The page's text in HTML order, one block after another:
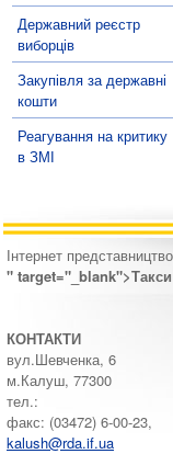
Державний реєстр
виборців
Закупівля за державні
кошти
Реагування на критику
в ЗМІ
Інтернет представництво
"
КОНТАКТИ
вул.Шевченка, 6
м.Калуш, 77300
тел.:
факс: (03472) 6-00-23,
kalush@rda.if.ua